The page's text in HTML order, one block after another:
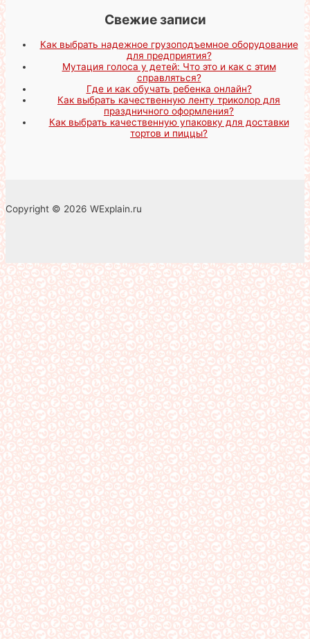
Свежие записи
Как выбрать надежное грузоподъемное оборудование
для предприятия?
Мутация голоса у детей: Что это и как с этим
справляться?
Где и как обучать ребенка онлайн?
Как выбрать качественную ленту триколор для
праздничного оформления?
Как выбрать качественную упаковку для доставки
тортов и пиццы?
Copyright © 2026 WExplain.ru